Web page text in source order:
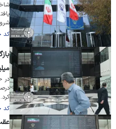
شروع بازار
کد خبر: ۱۷۲۳۰۲
میلیون
کرد.
کد خبر: ۱۷۱۸۵۴